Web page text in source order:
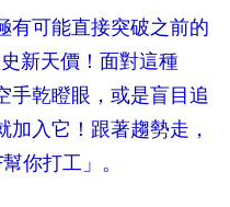
有可能直接突破之前的
新天價！面對這種
手乾瞪眼，或是盲目追
入它！跟著趨勢走，
你打工」。